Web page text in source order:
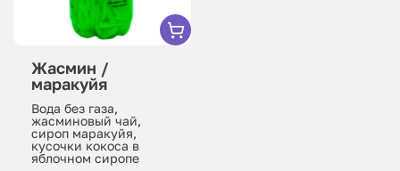
Жасмин /
маракуйя
Вода без газа,
жасминовый чай,
сироп маракуйя,
кусочки кокоса в
яблочном сиропе